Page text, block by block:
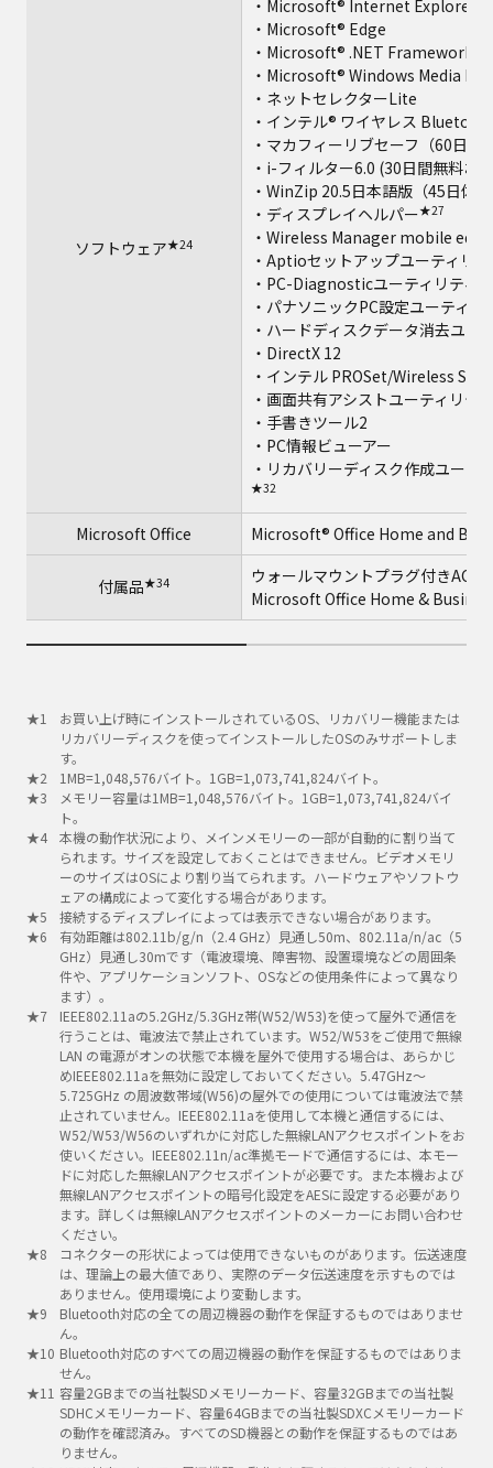
ソフトウェア★24
・Microsoft® Internet Explorer
・Microsoft® Edge
・Microsoft® .NET Framework
・Microsoft® Windows Media
・ネットセレクターLite
・インテル® ワイヤレス
・マカフィーリブセーフ（60日
・i-フィルター6.0 (30日間無料お
・WinZip 20.5日本語版（45日体
・ディスプレイヘルパー★27
・Wireless Manager mobile
・Aptioセットアップユーティリ
・PC-Diagnosticユーティリティ
・パナソニックPC設定ユーティリ
・ハードディスクデータ消去ユー
・DirectX 12
・インテル PROSet/Wireless
・画面共有アシストユーティリティ
・手書きツール2
・PC情報ビューアー
・リカバリーディスク作成ユーテ
★32
Microsoft Office Microsoft® Office Home and
付属品★34
ウォールマウントプラグ付きAC
Microsoft Office Home &
お買い上げ時にインストールされているOS、リカバリー機能または
リカバリーディスクを使ってインストールしたOSのみサポートしま
す。
1MB=1,048,576バイト。1GB=1,073,741,824バイト。
メモリー容量は1MB=1,048,576バイト。1GB=1,073,741,824バイ
ト。
本機の動作状況により、メインメモリーの一部が自動的に割り当て
られます。サイズを設定しておくことはできません。ビデオメモリ
ーのサイズはOSにより割り当てられます。ハードウェアやソフトウ
ェアの構成によって変化する場合があります。
接続するディスプレイによっては表示できない場合があります。
有効距離は802.11b/g/n（2.4 GHz）見通し50m、802.11a/n/ac（5
GHz）見通し30mです（電波環境、障害物、設置環境などの周囲条
件や、アプリケーションソフト、OSなどの使用条件によって異なり
ます）。
IEEE802.11aの5.2GHz/5.3GHz帯(W52/W53)を使って屋外で通信を
行うことは、電波法で禁止されています。W52/W53をご使用で無線
LAN の電源がオンの状態で本機を屋外で使用する場合は、あらかじ
めIEEE802.11aを無効に設定しておいてください。5.47GHz～
5.725GHz の周波数帯域(W56)の屋外での使用については電波法で禁
止されていません。IEEE802.11aを使用して本機と通信するには、
W52/W53/W56のいずれかに対応した無線LANアクセスポイントをお
使いください。IEEE802.11n/ac準拠モードで通信するには、本モー
ドに対応した無線LANアクセスポイントが必要です。また本機および
無線LANアクセスポイントの暗号化設定をAESに設定する必要があり
ます。詳しくは無線LANアクセスポイントのメーカーにお問い合わせ
ください。
コネクターの形状によっては使用できないものがあります。伝送速度
は、理論上の最大値であり、実際のデータ伝送速度を示すものでは
ありません。使用環境により変動します。
Bluetooth対応の全ての周辺機器の動作を保証するものではありませ
ん。
Bluetooth対応のすべての周辺機器の動作を保証するものではありま
せん。
容量2GBまでの当社製SDメモリーカード、容量32GBまでの当社製
SDHCメモリーカード、容量64GBまでの当社製SDXCメモリーカード
の動作を確認済み。すべてのSD機器との動作を保証するものではあ
りません。